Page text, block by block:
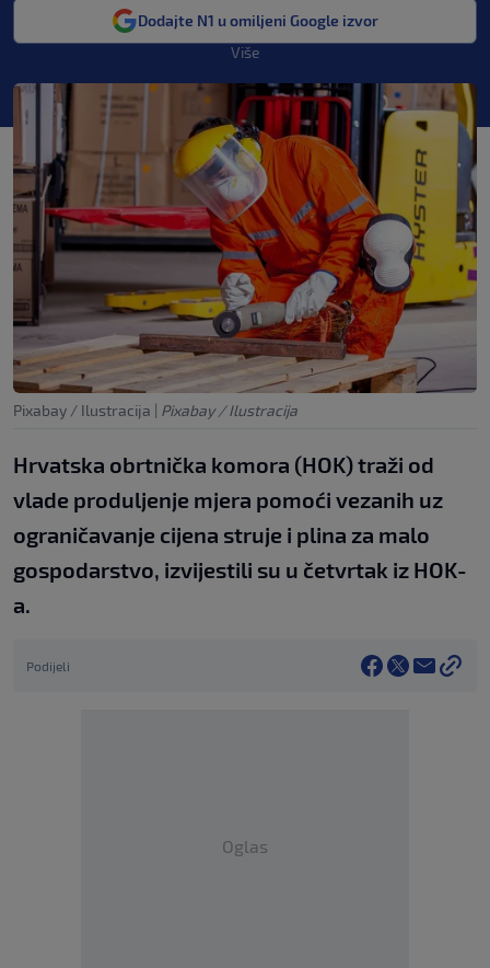
Dodajte N1 u omiljeni Google izvor
Više
Pixabay / Ilustracija | Pixabay / Ilustracija
Hrvatska obrtnička komora (HOK) traži od
vlade produljenje mjera pomoći vezanih uz
ograničavanje cijena struje i plina za malo
gospodarstvo, izvijestili su u četvrtak iz HOK-
a.
Podijeli
Oglas